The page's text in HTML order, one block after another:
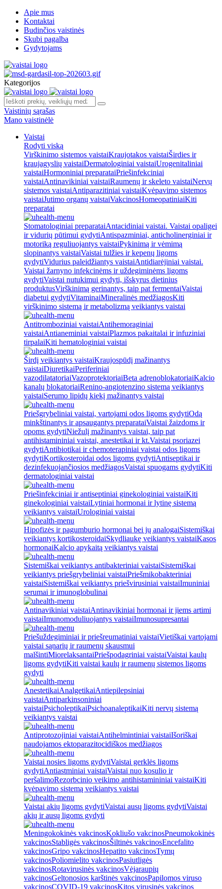
Apie mus
Kontaktai
Budinčios vaistinės
Skubi pagalba
Gydytojams
Kategorijos
Vaistinių sąrašas
Mano vaistinėlė
Vaistai
Rodyti viską
Virškinimo sistemos vaistaiKraujotakos vaistaiŠirdies ir
kraujagyslių vaistaiDermatologiniai vaistaiUrogenitaliniai
vaistaiHormoniniai preparataiPriešinfekciniai
vaistaiAntinavikiniai vaistaiRaumenų ir skeleto vaistaiNervų
sistemos vaistaiAntiparazitiniai vaistaiKvėpavimo sistemos
vaistaiJutimo organų vaistaiVakcinosHomeopatiniaiKiti
preparatai
Stomatologiniai preparataiAntacidiniai vaistai. Vaistai opaligei
ir vidurių pūtimui gydytiAntispazminiai, anticholinerginiai ir
motoriką reguliuojantys vaistaiPykinimą ir vėmimą
slopinantys vaistaiVaistai tulžies ir kepenų ligoms
gydytiVidurius paleidžiantys vaistaiAntidiarėjiniai vaistai.
Vaistai žarnyno infekcinėms ir uždegiminėms ligoms
gydytiVaistai nutukimui gydyti, išskyrus dietinius
produktusVirškinimą gerinantys, taip pat fermentaiVaistai
diabetui gydytiVitaminaiMineralinės medžiagosKiti
virškinimo sistemą ir metabolizmą veikiantys vaistai
Antitromboziniai vaistaiAntihemoraginiai
vaistaiAntianeminiai vaistaiPlazmos pakaitalai ir infuziniai
tirpalaiKiti hematologiniai vaistai
Širdį veikiantys vaistaiKraujospūdį mažinantys
vaistaiDiuretikaiPeriferiniai
vazodilatatoriaiVazoprotektoriaiBeta adrenoblokatoriaiKalcio
kanalų blokatoriaiRenino-angiotenzino sistemą veikiantys
vaistaiSerumo lipidų kiekį mažinantys vaistai
Priešgrybeliniai vaistai, vartojami odos ligoms gydytiOdą
minkštinantys ir apsaugantys preparataiVaistai žaizdoms ir
opoms gydytiNiežulį mažinantys vaistai, taip pat
antihistamininiai vaistai, anestetikai ir kt.Vaistai psoriazei
gydytiAntibiotikai ir chemoterapiniai vaistai odos ligoms
gydytiKortikosteroidai odos ligoms gydytiAntiseptikai ir
dezinfekuojančiosios medžiagosVaistai spuogams gydytiKiti
dermatologiniai vaistai
Priešinfekciniai ir antiseptiniai ginekologiniai vaistaiKiti
ginekologiniai vaistaiLytiniai hormonai ir lytinę sistemą
veikiantys vaistaiUrologiniai vaistai
Hipofizės ir pagumburio hormonai bei jų analogaiSistemiškai
veikiantys kortikosteroidaiSkydliaukę veikiantys vaistaiKasos
hormonaiKalcio apykaitą veikiantys vaistai
Sistemiškai veikiantys antibakteriniai vaistaiSistemiškai
veikiantys priešgrybeliniai vaistaiPriešmikobakteriniai
vaistaiSistemiškai veikiantys priešvirusiniai vaistaiImuniniai
serumai ir imunoglobulinai
Antinavikiniai vaistaiAntinavikiniai hormonai ir jiems artimi
vaistaiImunomoduliuojantys vaistaiImunosupresantai
Priešuždegiminiai ir priešreumatiniai vaistaiVietiškai vartojami
vaistai sąnarių ir raumenų skausmui
malšintiMiorelaksantaiPriešpodagriniai vaistaiVaistai kaulų
ligoms gydytiKiti vaistai kaulų ir raumenų sistemos ligoms
gydyti
AnestetikaiAnalgetikaiAntiepilepsiniai
vaistaiAntiparkinsoniniai
vaistaiPsicholeptikaiPsichoanaleptikaiKiti nervų sistemą
veikiantys vaistai
Antiprotozojiniai vaistaiAntihelmintiniai vaistaiIšoriškai
naudojamos ektoparazitocidiškos medžiagos
Vaistai nosies ligoms gydytiVaistai gerklės ligoms
gydytiAntiastminiai vaistaiVaistai nuo kosulio ir
peršalimoRezorbcinio veikimo antihistamininiai vaistaiKiti
kvėpavimo sistemą veikiantys vaistai
Vaistai akių ligoms gydytiVaistai ausų ligoms gydytiVaistai
akių ir ausų ligoms gydyti
Meningokokinės vakcinosKokliušo vakcinosPneumokokinės
vakcinosStabligės vakcinosŠiltinės vakcinosEncefalito
vakcinosGripo vakcinosHepatito vakcinosTymų
vakcinosPoliomielito vakcinosPasiutligės
vakcinosRotavirusinės vakcinosVėjaraupių
vakcinosGeltonosios karštinės vakcinosPapilomos viruso
vakcinosCOVID-19 vakcinosKitos virusinės vakcinos